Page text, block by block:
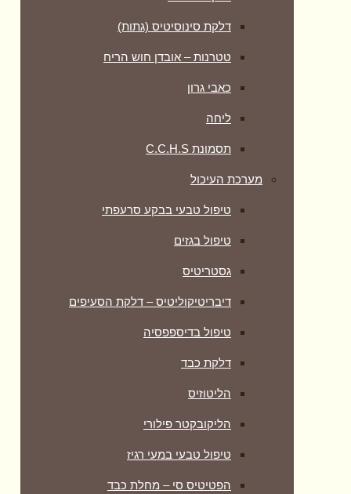
דלקת סינוסיטיס (גתות)
טטרנות – אובדן חוש הריח
כאבי גרון
ליחה
תסמונת C.C.H.S
מערכת העיכול
טיפול טבעי בבקע סרעפתי
טיפול בגזים
גסטריטיס
דיבריטיקוליטיס – דלקת הסעיפים
טיפול בדיספפסיה
דלקת כבד
הליטוזיס
הליקובקטר פילורי
טיפול טבעי במעי רגיז
הפטיטיס סי – מחלת כבד